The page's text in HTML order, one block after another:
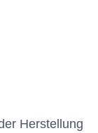
Herstellung